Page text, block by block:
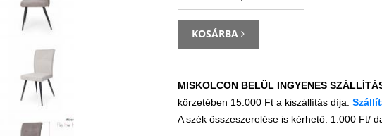
KOSÁRBA
MISKOLCON BELÜL INGYENES
körzetében 15.000 Ft a kiszállítás díja.
A szék összeszerelése is kérhető: 1.000 Ft/